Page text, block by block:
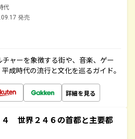
代
発売
ャーを象徴する街や、音楽、ゲー
成時代の流行と文化を巡るガイド。
詳細を見る
世界２４６の首都と主要都